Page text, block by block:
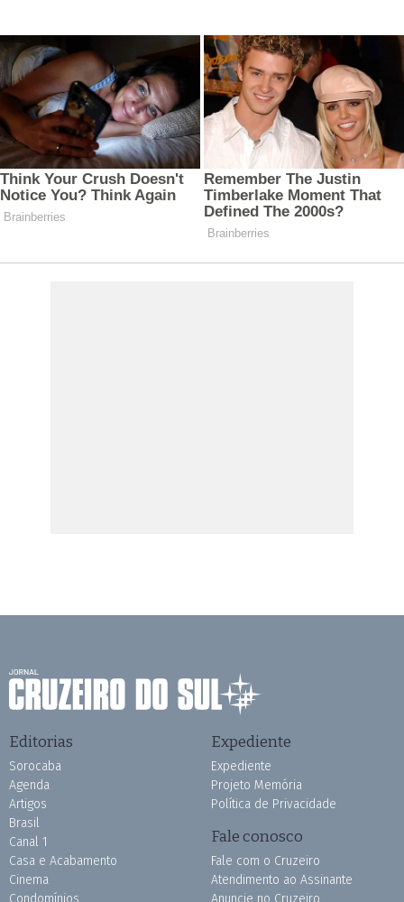
Editorias
Sorocaba
Agenda
Artigos
Brasil
Canal 1
Casa e Acabamento
Cinema
Expediente
Expediente
Projeto Memória
Política de Privacidade
Fale conosco
Fale com o Cruzeiro
Atendimento ao Assinante